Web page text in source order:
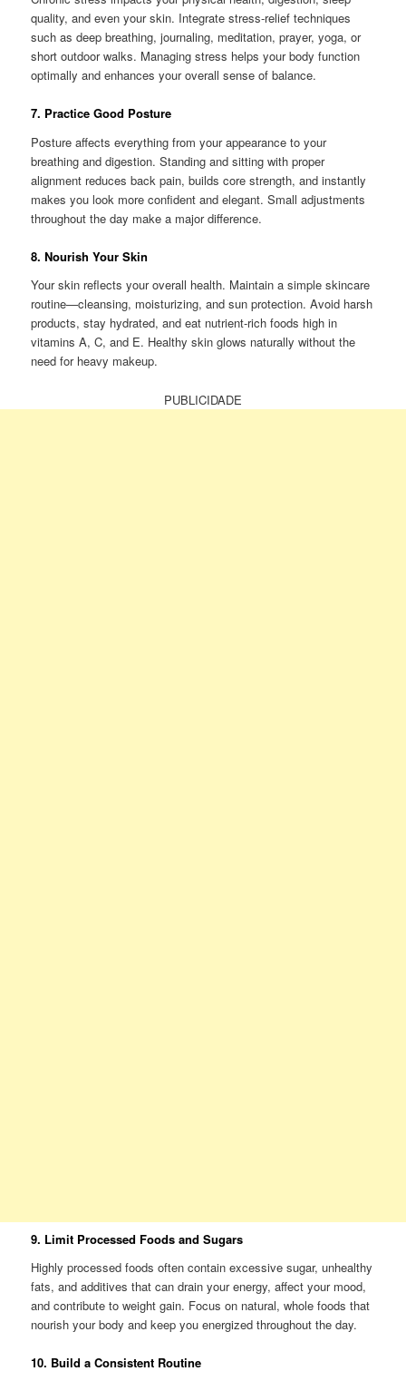
quality, and even your skin. Integrate stress-relief techniques
such as deep breathing, journaling, meditation, prayer, yoga, or
short outdoor walks. Managing stress helps your body function
optimally and enhances your overall sense of balance.
7. Practice Good Posture
Posture affects everything from your appearance to your
breathing and digestion. Standing and sitting with proper
alignment reduces back pain, builds core strength, and instantly
makes you look more confident and elegant. Small adjustments
throughout the day make a major difference.
8. Nourish Your Skin
Your skin reflects your overall health. Maintain a simple skincare
routine—cleansing, moisturizing, and sun protection. Avoid harsh
products, stay hydrated, and eat nutrient-rich foods high in
vitamins A, C, and E. Healthy skin glows naturally without the
need for heavy makeup.
PUBLICIDADE
9. Limit Processed Foods and Sugars
Highly processed foods often contain excessive sugar, unhealthy
fats, and additives that can drain your energy, affect your mood,
and contribute to weight gain. Focus on natural, whole foods that
nourish your body and keep you energized throughout the day.
10. Build a Consistent Routine